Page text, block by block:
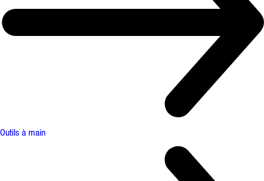
Outils à main